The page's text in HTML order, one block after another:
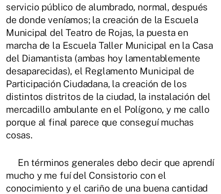
servicio público de alumbrado, normal, después
de donde veníamos; la creación de la Escuela
Municipal del Teatro de Rojas, la puesta en
marcha de la Escuela Taller Municipal en la Casa
del Diamantista (ambas hoy lamentablemente
desaparecidas), el Reglamento Municipal de
Participación Ciudadana, la creación de los
distintos distritos de la ciudad, la instalación del
mercadillo ambulante en el Polígono, y me callo
porque al final parece que conseguí muchas
cosas.
En términos generales debo decir que aprendí
mucho y me fuí del Consistorio con el
conocimiento y el cariño de una buena cantidad